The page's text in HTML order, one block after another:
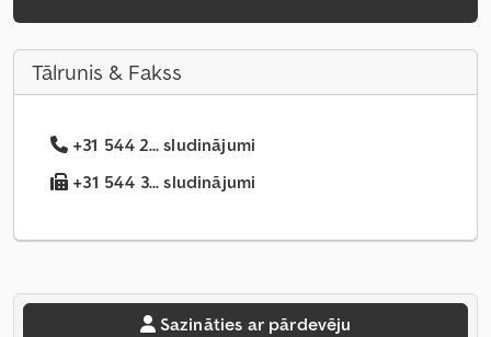
Tālrunis & Fakss
+31 544 2... sludinājumi
+31 544 3... sludinājumi
Sazināties ar pārdevēju